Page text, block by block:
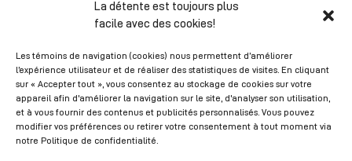
La détente est toujours plus
facile avec des cookies!
Les témoins de navigation (cookies) nous permettent d’améliorer
l’expérience utilisateur et de réaliser des statistiques de visites. En cliquant
sur « Accepter tout », vous consentez au stockage de cookies sur votre
appareil afin d'améliorer la navigation sur le site, d'analyser son utilisation,
et à vous fournir des contenus et publicités personnalisés. Vous pouvez
modifier vos préférences ou retirer votre consentement à tout moment via
notre Politique de confidentialité.
Un trempage des pieds, un léger ponçage des
pose de vernis Shellac.
RÉSERVEZ